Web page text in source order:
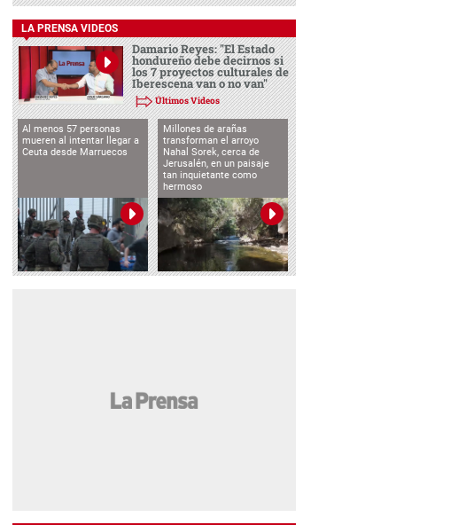
LA PRENSA VIDEOS
Damario Reyes: "El Estado
hondureño debe decirnos si
los 7 proyectos culturales de
Iberescena van o no van"
Últimos Videos
Al menos 57 personas
mueren al intentar llegar a
Ceuta desde Marruecos
Millones de arañas
transforman el arroyo
Nahal Sorek, cerca de
Jerusalén, en un paisaje
tan inquietante como
hermoso